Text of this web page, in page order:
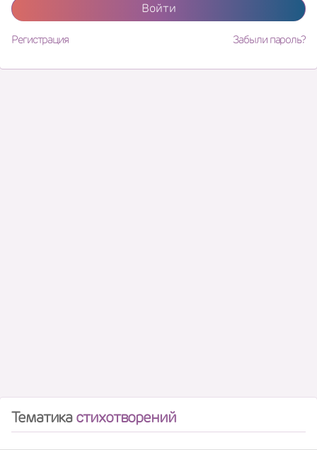
Войти
Регистрация Забыли пароль?
Тематикастихотворений